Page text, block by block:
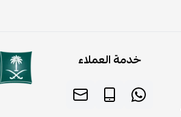
خدمة العملاء